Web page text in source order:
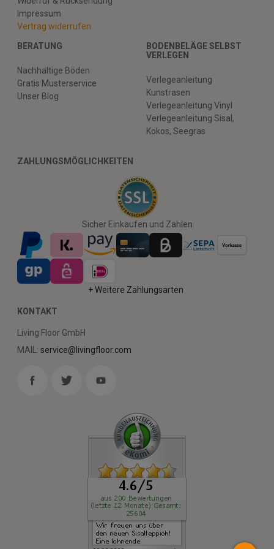
Impressum
Vertrag widerrufen
BERATUNG
Nachhaltige Böden
Gratis Musterservice
Unser Blog
BODENBELÄGE SELBST
VERLEGEN
Verlegeanleitung
Kunstrasen
Verlegeanleitung Vinyl
Verlegeanleitung Sisal,
Kokos, Seegras
ZAHLUNGSMÖGLICHKEITEN
Sicher Einkaufen und Zahlen
+ Weitere Zahlungsarten
KONTAKT
Living Floor GmbH
MAIL: service@livingfloor.com